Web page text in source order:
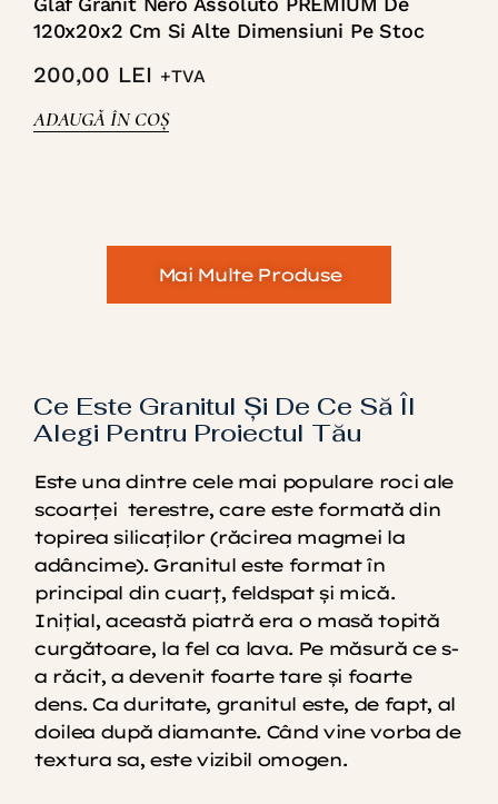
120x20x2 Cm Si Alte Dimensiuni Pe Stoc
200,00 LEI +TVA
ADAUGĂ ÎN COȘ
Mai Multe Produse
Ce Este Granitul Și De Ce Să Îl
Alegi Pentru Proiectul Tău
Este una dintre cele mai populare roci ale
scoarței terestre, care este formată din
topirea silicaților (răcirea magmei la
adâncime). Granitul este format în
principal din cuarț, feldspat și mică.
Inițial, această piatră era o masă topită
curgătoare, la fel ca lava. Pe măsură ce s-
a răcit, a devenit foarte tare și foarte
dens. Ca duritate, granitul este, de fapt, al
doilea după diamante. Când vine vorba de
textura sa, este vizibil omogen.